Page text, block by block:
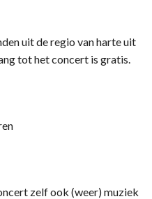
uit de regio van harte uit
tot het concert is gratis.
zelf ook (weer) muziek